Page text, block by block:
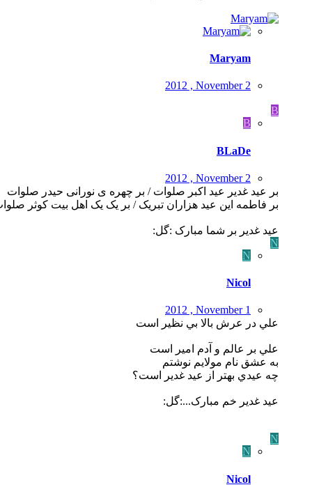
Maryam
2012 , November 2
B
B
BLaDe
2012 , November 2
بر عید غدیر عید اکبر صلوات / بر چهره ی نورانی حیدر صلوات
بر فاطمه این عید هزاران تبریک / بر یک یک اهل بیت کوثر
عید غدیر بر شما مبارک :گل:
N
N
Nicol
2012 , November 1
علي در عرش بالا بي نظير است
علي بر عالم و آدم امير است
به عشق نام مولايم نوشتم
چه عيدي بهتر از عيد غدير است؟
عید غدیر خم مبارک...:گل:
N
N
Nicol